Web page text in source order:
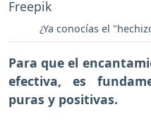
¿Ya conocías el
Para que el
efectiva, es
puras y positivas.